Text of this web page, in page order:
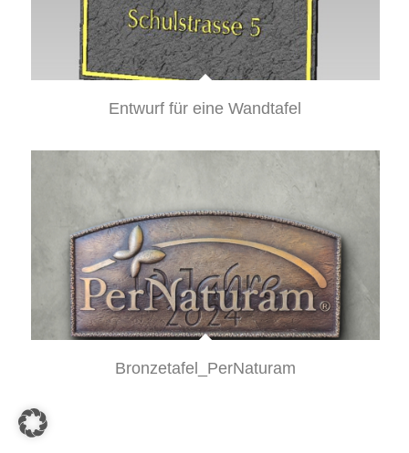
Entwurf für eine Wandtafel
Bronzetafel_PerNaturam